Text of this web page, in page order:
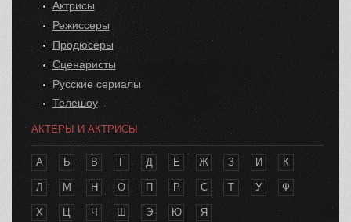
Актрисы
Режиссеры
Продюсеры
Сценаристы
Русские сериалы
Телешоу
АКТЕРЫ И АКТРИСЫ
А Б В Г Д Е Ж З И К
Л М Н О П Р С Т У Ф
Х Ц Ч Ш Э Ю Я